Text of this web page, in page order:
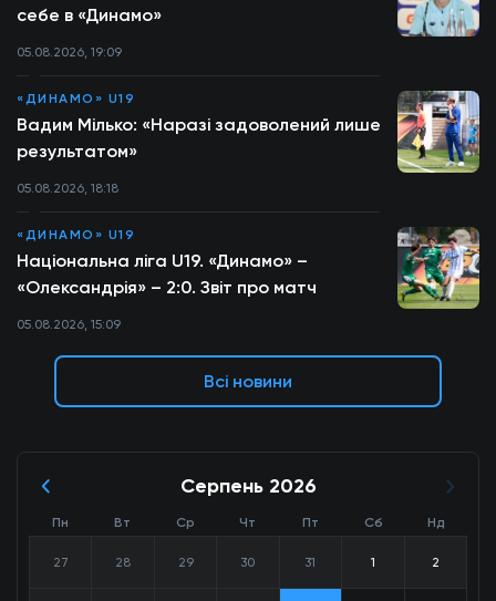
себе в «Динамо»
05.08.2026, 19:09
«ДИНАМО» U19
Вадим Мілько: «Наразі задоволений лише
результатом»
05.08.2026, 18:18
«ДИНАМО» U19
Національна ліга U19. «Динамо» –
«Олександрія» – 2:0. Звіт про матч
05.08.2026, 15:09
Всі новини
Серпень 2026
Пн Вт Ср Чт Пт Сб Нд
27 28 29 30 31 1 2